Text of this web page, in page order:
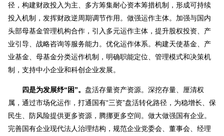
径，构建财政投入为主、多方筹集耐心资本筹措机制，形成可持续
投入机制，发挥财政逆周期调节作用。做强运作主体。加强与国内
头部母基金管理机构合作，引入多元运作主体，提升股权投资、产
业引导、战略咨询等服务能力。优化运作体系。构建天使基金、产
业基金、母基金分类运作机制，明确职能定位、管理模式和决策机
制，支持中小企业和科创企业发展。
四是为发展纾“困”。 盘活存量资产资源。深挖存量、厘清权
属，通过市场化运作，打通国有“三资”盘活转化路径，为稳增长、保
民生、防风险提供更多资源，腾挪更多空间。做大做强国有企业。
完善国有企业现代法人治理结构，规范企业党委会、董事会、经理